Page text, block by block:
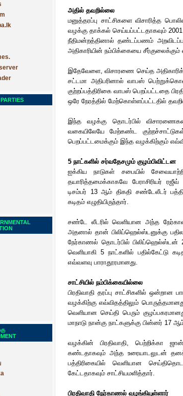
அதில் தவறில்லை
மனுத்தரப்பு சாட்சிகளை விசாரித்த
வழக்கு தாக்கல் செய்யப்பட்டதாகவும்
நீதிமன்றத்தினால் தண்டப்பணம்
அதிகாரியின் நம்பிக்கையை
இதேவேளை, விசாரணை செய்த
சட்டமா அதிபரினால் வாபஸ்
குற்றப்பத்திரிகை வாபஸ் பெறப்பட்டதை
ஒரே நேரத்தில் மேற்கொள்ளப்பட்டதில்
இந்த வழக்கு தொடர்பில்
வகையிலேயே மேற்கண்ட
பெறப்பட்டமைக்கும் இந்த வழக்கிற்கும்
5 நாட்களில் சர்வதேசமும் குழம்பிவிட்டன
ஐக்கிய நாடுகள் சபையில்
தயாரித்தமைக்காகவே பேராசிரியர்
டிசம்பர் 13 ஆம் திகதி சண்டேலீடர்
கடிதம் எழுதியிருந்தார்.
சண்டே லீடரில் வெளியான அந்த
அதனால் தான் பிலிப்ஹெல்ஸ்டனுக்கு
நேர்காணல் தொடர்பில் பிலிப்ஹெல்ஸ்டன்
வெளியாகி 5 நாட்களில் பதில்கேட்டு
எவ்வளவு பாராதூரமானது.
சாட்சியில் நம்பிக்கையில்லை
பிரதிவாதி தரப்பு சாட்சிகளில் ஒன்றான
வழக்கிற்கு எவ்விதத்திலும்
வெளியான செய்தி பெரும்
மாநாடு நான்கு நாட்களுக்கு பின்னர் 17
வழக்கின் பிரதிவாதி, பெற்றிக்கா
கண்டதாகவும் அந்த உரையாடலுடன்
பத்திரிகையில் வெளியான
கேட்டதாகவும் சாட்சியமளித்தார்.
பிரதிவாதி நேர்காணல் வழங்கியுள்ளார்